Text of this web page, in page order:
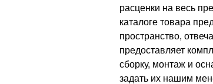
расценки на весь
каталоге товара
пространство,
предоставляет
сборку, монтаж и
задать их нашим